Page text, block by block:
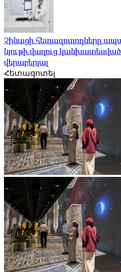
Չինացի հետազոտողները
նյութի վաղուց կանխատեսված
վերաբերյալ
Հետազոտել